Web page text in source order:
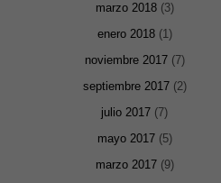
marzo 2018(3)
enero 2018(1)
noviembre 2017(7)
septiembre 2017(2)
julio 2017 (7)
mayo 2017(5)
marzo 2017(9)